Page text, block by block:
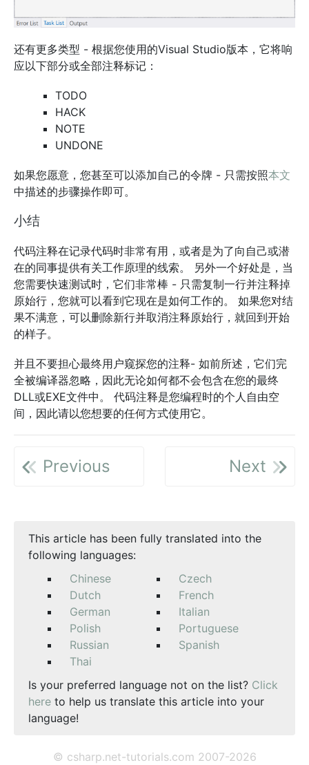
还有更多类型 - 根据您使用的Visual Studio版本，它将响
应以下部分或全部注释标记：
TODO
HACK
NOTE
UNDONE
如果您愿意，您甚至可以添加自己的令牌 - 只需按照本文
中描述的步骤操作即可。
小结
代码注释在记录代码时非常有用，或者是为了向自己或潜
在的同事提供有关工作原理的线索。 另外一个好处是，当
您需要快速测试时，它们非常棒 - 只需复制一行并注释掉
原始行，您就可以看到它现在是如何工作的。 如果您对结
果不满意，可以删除新行并取消注释原始行，就回到开始
的样子。
并且不要担心最终用户窥探您的注释- 如前所述，它们完
全被编译器忽略，因此无论如何都不会包含在您的最终
DLL或EXE文件中。 代码注释是您编程时的个人自由空
间，因此请以您想要的任何方式使用它。
Previous Next
This article has been fully translated into the
following languages:
Chinese
Czech
Dutch
French
German
Italian
Polish
Portuguese
Russian
Spanish
Thai
Is your preferred language not on the list? Click
here to help us translate this article into your
language!
© csharp.net-tutorials.com 2007-2026